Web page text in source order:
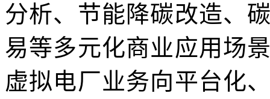
分析、节能降碳改造、
易等多元化商业应用场
虚拟电厂业务向平台化